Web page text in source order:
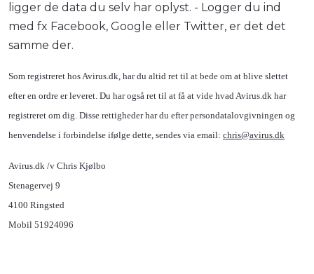
ligger de data du selv har oplyst. - Logger du ind
med fx Facebook, Google eller Twitter, er det det
samme der.
Som registreret hos Avirus.dk, har du altid ret til at bede om at blive slettet
efter en ordre er leveret. Du har også ret til at få at vide hvad Avirus.dk har
registreret om dig. Disse rettigheder har du efter persondatalovgivningen og
henvendelse i forbindelse ifølge dette, sendes via email: chris@avirus.dk
Avirus.dk /v Chris Kjølbo
Stenagervej 9
4100 Ringsted
Mobil 51924096